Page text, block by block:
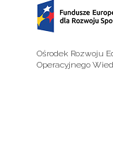
Ośrodek Rozwoju
Operacyjnego